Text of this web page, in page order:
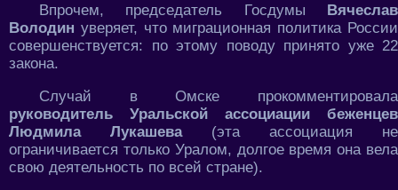
Впрочем, председатель Госдумы Вячеслав
Володин уверяет, что миграционная политика России
совершенствуется: по этому поводу принято уже 22
закона.
Случай в Омске прокомментировала
руководитель Уральской ассоциации
беженцев
Людмила Лукашева(эта ассоциация не
ограничивается только Уралом, долгое время она вела
свою деятельность по всей стране).